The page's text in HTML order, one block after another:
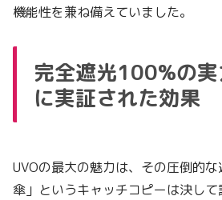
機能性を兼ね備えていました。
完全遮光100%の
に実証された効果
UVOの最大の魅力は、その圧倒的
傘」というキャッチコピーは決し